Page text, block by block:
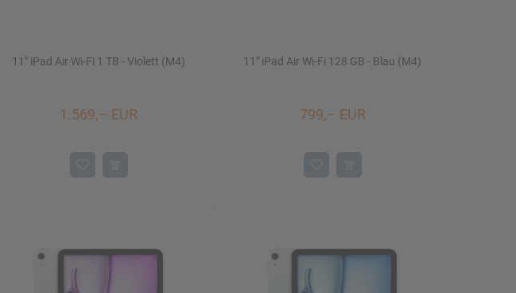
11" iPad Air Wi-Fi 1 TB - Violett (M4)
1.569,– EUR
11" iPad Air Wi-Fi 128 GB - Blau (M4)
799,– EUR